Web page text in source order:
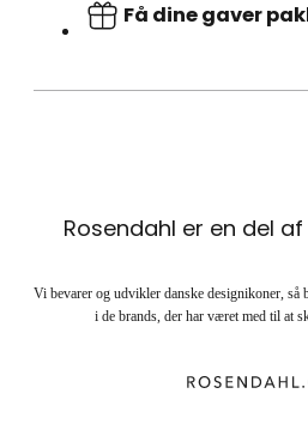
Få dine gaver
Rosendahl er en del
Vi bevarer og udvikler danske designikoner, så
i de brands, der har været med til at